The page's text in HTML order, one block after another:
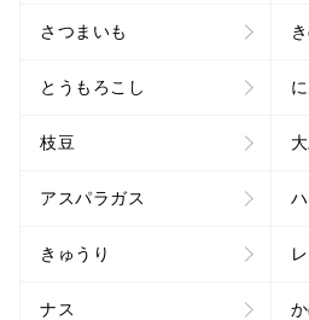
さつまいも
とうもろこし
枝豆
アスパラガス
きゅうり
ナス